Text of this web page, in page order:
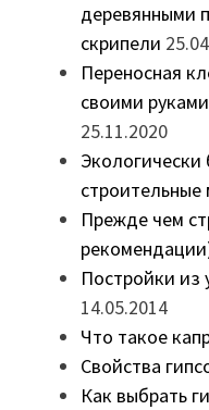
деревянными
скрипели
Переносная
своими
25.11.2020
Экологически
Прежде чем
Постройки из
14.05.2014
Что такое
Свойства
Как выбрать